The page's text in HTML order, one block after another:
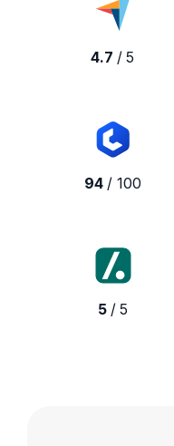
4.7 / 5
94 / 100
5/ 5